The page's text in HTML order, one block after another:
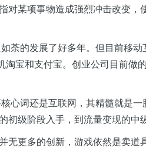
对某项事物造成强烈冲击改变
荼的发展了好多年。但目前移
淘宝和支付宝。创业公司目前
心词还是互联网，其精髓就是
初级阶段入手，到流量变现的中
无更多的创新，游戏依然是卖